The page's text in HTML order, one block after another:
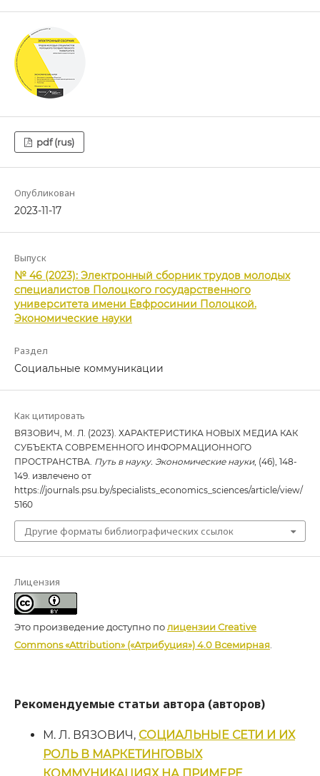
pdf (rus)
Опубликован
2023-11-17
Выпуск
№ 46 (2023): Электронный сборник трудов молодых
специалистов Полоцкого государственного
университета имени Евфросинии Полоцкой.
Экономические науки
Раздел
Социальные коммуникации
Как цитировать
ВЯЗОВИЧ, М. Л. (2023). ХАРАКТЕРИСТИКА НОВЫХ МЕДИА КАК
СУБЪЕКТА СОВРЕМЕННОГО ИНФОРМАЦИОННОГО
ПРОСТРАНСТВА. Путь в науку. Экономические науки, (46), 148-
149. извлечено от
https://journals.psu.by/specialists_economics_sciences/article/view/
5160
Другие форматы библиографических ссылок
Лицензия
Это произведение доступно полицензии Creative
Commons «Attribution» («Атрибуция») 4.0 Всемирная
Рекомендуемые статьи автора (авторов)
М. Л. ВЯЗОВИЧ, СОЦИАЛЬНЫЕ СЕТИ И ИХ
РОЛЬ В МАРКЕТИНГОВЫХ